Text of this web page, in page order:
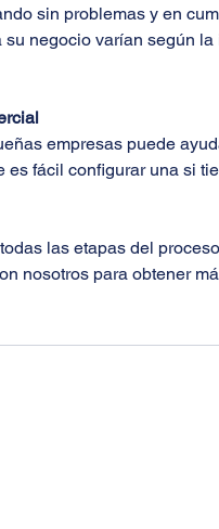
sin problemas y en
negocio varían según
empresas puede
es fácil configurar una si
las etapas del
nosotros para obtener